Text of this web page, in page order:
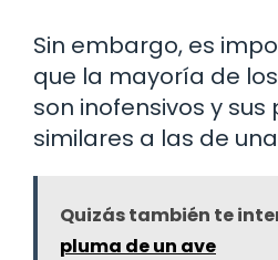
Sin embargo, es
que la mayoría de
son inofensivos y
similares a las de
Quizás también te
pluma de un ave